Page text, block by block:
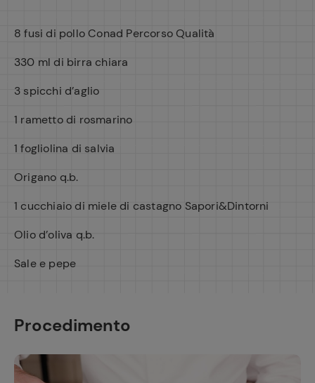
8 fusi di pollo Conad Percorso Qualità
330 ml di birra chiara
3 spicchi d’aglio
1 rametto di rosmarino
1 fogliolina di salvia
Origano q.b.
1 cucchiaio di miele di castagno Sapori&Dintorni
Olio d’oliva q.b.
Sale e pepe
Procedimento